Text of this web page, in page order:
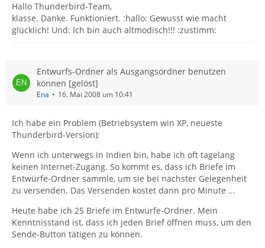
Hallo Thunderbird-Team,
klasse. Danke. Funktioniert. :hallo: Gewusst wie macht
glücklich! Und: Ich bin auch altmodisch!!! :zustimm:
Entwurfs-Ordner als Ausgangsordner benutzen
können [gelöst]
Ena 16. Mai 2008 um 10:41
Ich habe ein Problem (Betriebsystem win XP, neueste
Thunderbird-Version):
Wenn ich unterwegs in Indien bin, habe ich oft tagelang
keinen Internet-Zugang. So kommt es, dass ich Briefe im
Entwürfe-Ordner sammle, um sie bei nächster Gelegenheit
zu versenden. Das Versenden kostet dann pro Minute ...
Heute habe ich 25 Briefe im Entwürfe-Ordner. Mein
Kenntnisstand ist, dass ich jeden Brief öffnen muss, um den
Sende-Button tätigen zu können.